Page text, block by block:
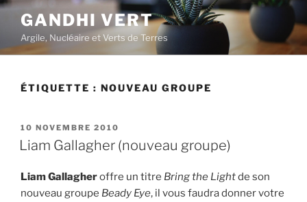
Aller
contenu
principal
GANDHI VERT
Argile, Nucléaire et Verts de Terres
ÉTIQUETTE : NOUVEAU GROUPE
PUBLIÉ
LE
10 NOVEMBRE 2010
Liam Gallagher (nouveau groupe)
Liam Gallagheroffre un titre Bring the Lightde son
nouveau groupe Beady Eye, il vous faudra donner votre